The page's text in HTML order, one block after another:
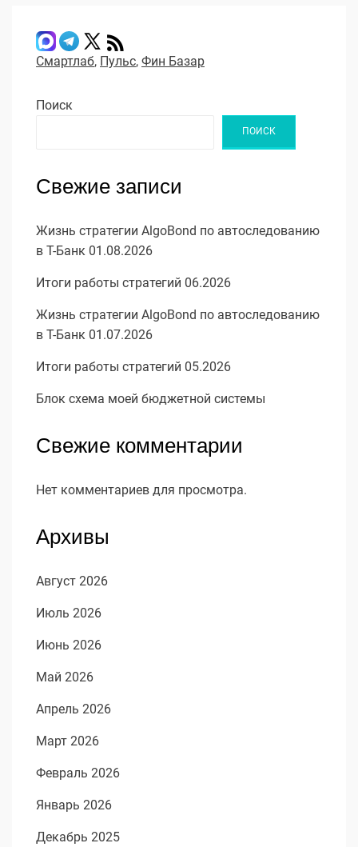
Смартлаб, Пульс, Фин Базар
Поиск
ПОИСК
Свежие записи
Жизнь стратегии AlgoBond по автоследованию
в Т-Банк 01.08.2026
Итоги работы стратегий 06.2026
Жизнь стратегии AlgoBond по автоследованию
в Т-Банк 01.07.2026
Итоги работы стратегий 05.2026
Блок схема моей бюджетной системы
Свежие комментарии
Нет комментариев для просмотра.
Архивы
Август 2026
Июль 2026
Июнь 2026
Май 2026
Апрель 2026
Март 2026
Февраль 2026
Январь 2026
Декабрь 2025